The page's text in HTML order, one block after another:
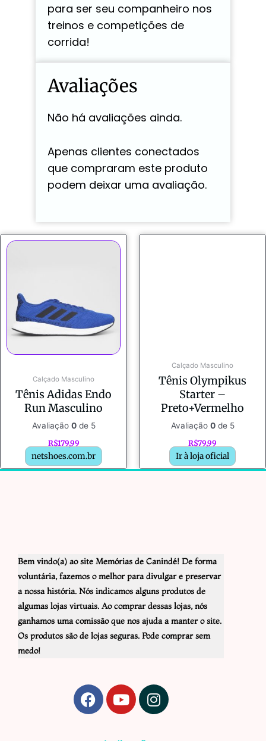
Calçado Masculino
Tênis Adidas Endo
Run Masculino
Avaliação 0de 5
R$179,99
netshoes.com.br
Calçado Masculino
Tênis Olympikus
Starter –
Preto+Vermelho
Avaliação 0de 5
R$79,99
Ir à loja oficial
para ser seu companheiro nos
treinos e competições de
corrida!
Avaliações
Não há avaliações ainda.
Apenas clientes conectados
que compraram este produto
podem deixar uma avaliação.
Bem vindo(a) ao site Memórias de Canindé! De forma
voluntária, fazemos o melhor para divulgar e preservar
a nossa história. Nós indicamos alguns produtos de
algumas lojas virtuais. Ao comprar dessas lojas, nós
ganhamos uma comissão que nos ajuda a manter o site.
Os produtos são de lojas seguras. Pode comprar sem
medo!
F
a
Y
o
t
I
n